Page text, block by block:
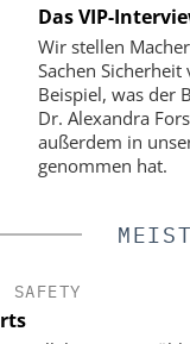
Das VIP-
Wir stellen
Sachen Sicherheit
Beispiel, was der
Dr. Alexandra
außerdem in
genommen hat.
&
CES
ISO 27001
SAFETY